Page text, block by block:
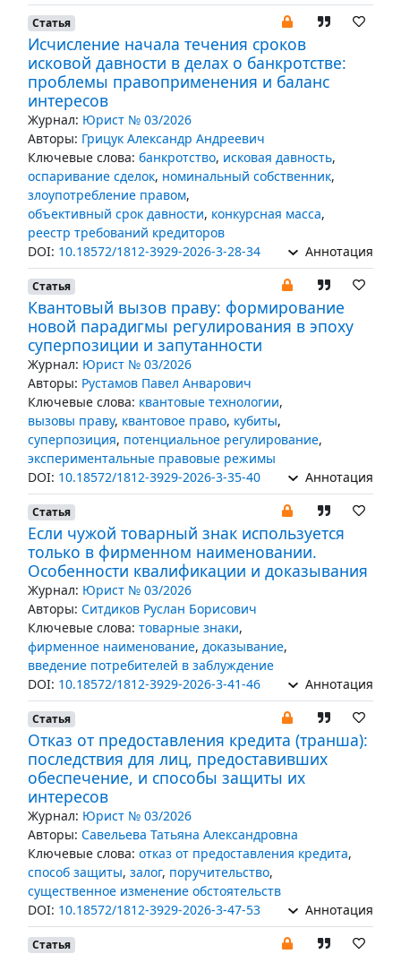
Статья
Исчисление начала течения сроков
исковой давности в делах о банкротстве:
проблемы правоприменения и баланс
интересов
Журнал: Юрист № 03/2026
Авторы: Грицук Александр Андреевич
Ключевые слова: банкротство, исковая давность,
оспаривание сделок, номинальный собственник,
злоупотребление правом,
объективный срок давности, конкурсная масса,
реестр требований кредиторов
DOI: 10.18572/1812-3929-2026-3-28-34 Аннотация
Статья
Квантовый вызов праву: формирование
новой парадигмы регулирования в эпоху
суперпозиции и запутанности
Журнал: Юрист № 03/2026
Авторы: Рустамов Павел Анварович
Ключевые слова: квантовые технологии,
вызовы праву, квантовое право, кубиты,
суперпозиция, потенциальное регулирование,
экспериментальные правовые режимы
DOI: 10.18572/1812-3929-2026-3-35-40 Аннотация
Статья
Если чужой товарный знак используется
только в фирменном наименовании.
Особенности квалификации и доказывания
Журнал: Юрист № 03/2026
Авторы: Ситдиков Руслан Борисович
Ключевые слова: товарные знаки,
фирменное наименование, доказывание,
введение потребителей в заблуждение
DOI: 10.18572/1812-3929-2026-3-41-46 Аннотация
Статья
Отказ от предоставления кредита (транша):
последствия для лиц, предоставивших
обеспечение, и способы защиты их
интересов
Журнал: Юрист № 03/2026
Авторы: Савельева Татьяна Александровна
Ключевые слова: отказ от предоставления кредита,
способ защиты, залог, поручительство,
существенное изменение обстоятельств
DOI: 10.18572/1812-3929-2026-3-47-53 Аннотация
Статья